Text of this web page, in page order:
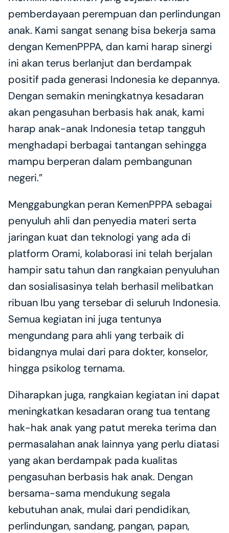
pemberdayaan perempuan dan perlindungan
anak. Kami sangat senang bisa bekerja sama
dengan KemenPPPA, dan kami harap sinergi
ini akan terus berlanjut dan berdampak
positif pada generasi Indonesia ke depannya.
Dengan semakin meningkatnya kesadaran
akan pengasuhan berbasis hak anak, kami
harap anak-anak Indonesia tetap tangguh
menghadapi berbagai tantangan sehingga
mampu berperan dalam pembangunan
negeri.”
Menggabungkan peran KemenPPPA sebagai
penyuluh ahli dan penyedia materi serta
jaringan kuat dan teknologi yang ada di
platform Orami, kolaborasi ini telah berjalan
hampir satu tahun dan rangkaian penyuluhan
dan sosialisasinya telah berhasil melibatkan
ribuan Ibu yang tersebar di seluruh Indonesia.
Semua kegiatan ini juga tentunya
mengundang para ahli yang terbaik di
bidangnya mulai dari para dokter, konselor,
hingga psikolog ternama.
Diharapkan juga, rangkaian kegiatan ini dapat
meningkatkan kesadaran orang tua tentang
hak-hak anak yang patut mereka terima dan
permasalahan anak lainnya yang perlu diatasi
yang akan berdampak pada kualitas
pengasuhan berbasis hak anak. Dengan
bersama-sama mendukung segala
kebutuhan anak, mulai dari pendidikan,
perlindungan, sandang, pangan, papan,